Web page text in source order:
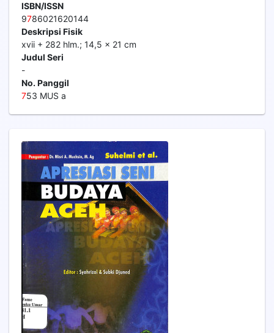
ISBN/ISSN
9786021620144
Deskripsi Fisik
xvii + 282 hlm.; 14,5 x 21 cm
Judul Seri
-
No. Panggil
753 MUS a